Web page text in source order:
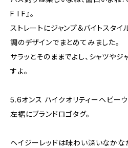
F I F』。
ストレートにジャンプ＆バイトスタイ
調のデザインでまとめてみました。
サラッとそのままでよし、シャツや
すよ。
5.6オンス ハイクオリティーヘビー
左裾にブランドロゴタグ。
ヘイジーレッドは味わい深いなかな